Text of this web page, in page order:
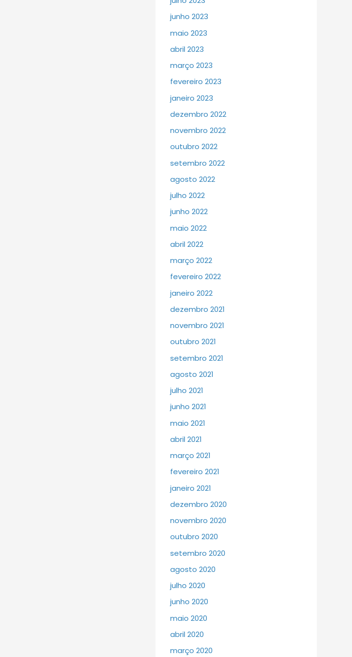
junho 2023
maio 2023
abril 2023
março 2023
fevereiro 2023
janeiro 2023
dezembro 2022
novembro 2022
outubro 2022
setembro 2022
agosto 2022
julho 2022
junho 2022
maio 2022
abril 2022
março 2022
fevereiro 2022
janeiro 2022
dezembro 2021
novembro 2021
outubro 2021
setembro 2021
agosto 2021
julho 2021
junho 2021
maio 2021
abril 2021
março 2021
fevereiro 2021
janeiro 2021
dezembro 2020
novembro 2020
outubro 2020
setembro 2020
agosto 2020
julho 2020
junho 2020
maio 2020
abril 2020
março 2020